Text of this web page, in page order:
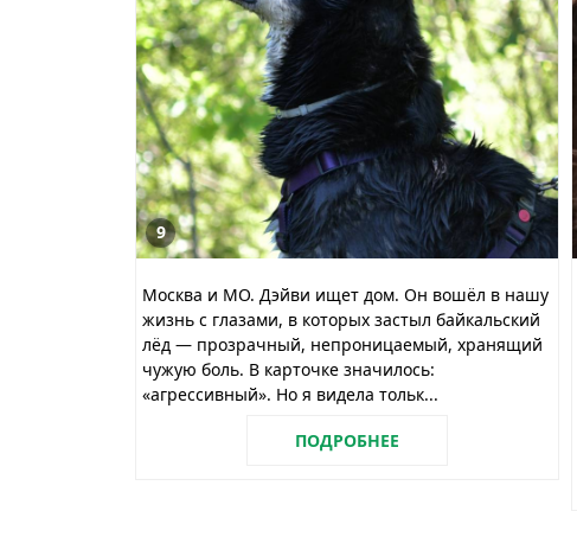
9
Москва и МО. Дэйви ищет дом. Он вошёл в нашу
жизнь с глазами, в которых застыл байкальский
лёд — прозрачный, непроницаемый, хранящий
чужую боль. В карточке значилось:
«агрессивный». Но я видела тольк...
ПОДРОБНЕЕ